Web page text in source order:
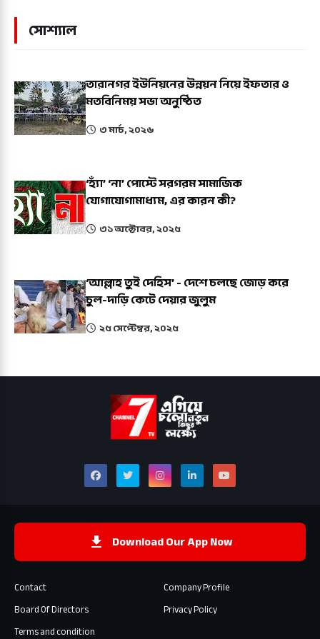
সোশ্যাল
তারানগর ইউনিয়নের উন্নয়ন নিয়ে ইফতার ও
মতবিনিময় সভা অনুষ্ঠিত
৩ মার্চ, ২০২৬
‘হ্যাঁ’ ‘না’ পোস্টে সরগরম সামাজিক
যোগাযোগামাধ্যম, এর কারন কী?
৩১ অক্টোবর, ২০২৫
‘আল্লাহ তুই দেহিস’ - দেশে চলছে জোড় করে
চুল-দাড়ি কেটে দেয়ার জুলুম
২৫ সেপ্টেম্বর, ২০২৫
Download Our App Now
Contact
Company Profile
Board Of Directors
Privacy Policy
Terms and condition